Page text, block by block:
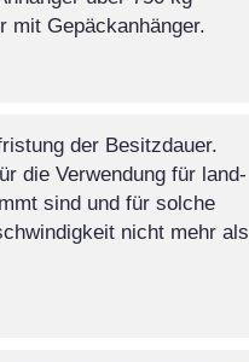
mit Gepäckanhänger.
der Besitzdauer.
die Verwendung für land-
sind und für solche
nicht mehr als